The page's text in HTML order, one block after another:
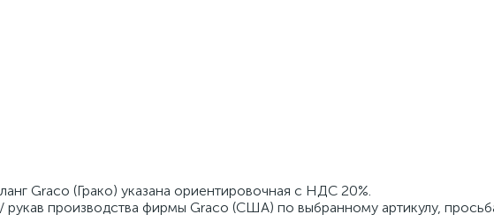
Graco (Грако) указана ориентировочная с НДС 20%.
рукав производства фирмы Graco (США) по выбранному артикулу,